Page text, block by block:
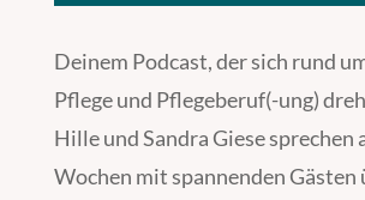
Deinem Podcast, der sich rund
Pflege und Pflegeberuf(-ung)
Hille und Sandra Giese sprechen
Wochen mit spannenden Gästen